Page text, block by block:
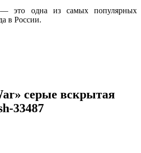
— это одна из самых популярных
в России.
серые вскрытая
33487